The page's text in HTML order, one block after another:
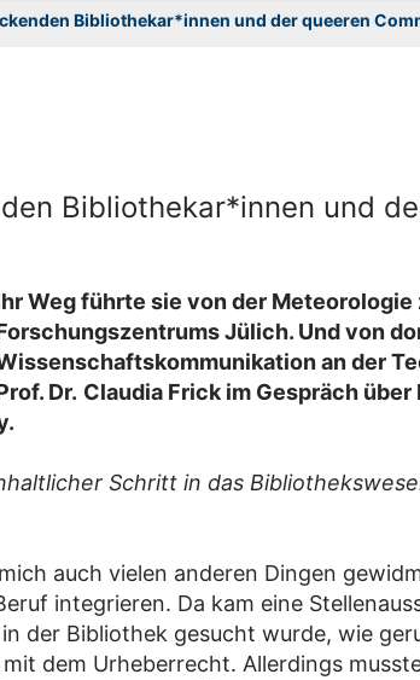
Bibliothekar*innen und der queeren
Bibliothekar*innen und
Weg führte sie von der
Jülich. Und von
an der
Dr. Claudia Frick im Gespräch
Schritt in das
auch vielen anderen Dingen
integrieren. Da kam eine
der Bibliothek gesucht wurde, wie
dem Urheberrecht. Allerdings